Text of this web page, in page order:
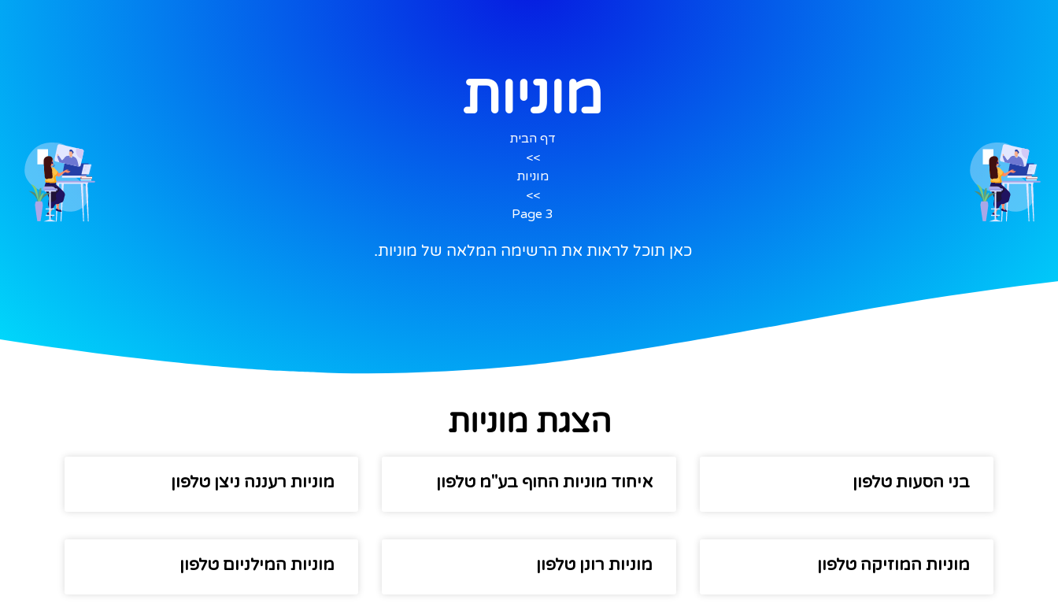
מוניות
דף הבית
>>
מוניות
>>
Page 3
כאן תוכל לראות את הרשימה המלאה של מוניות.
הצגת מוניות
בני הסעות טלפון איחוד מוניות החוף בע"מ טלפון מוניות רעננה ניצן טלפון
מוניות המוזיקה טלפון מוניות רונן טלפון מוניות המילניום טלפון